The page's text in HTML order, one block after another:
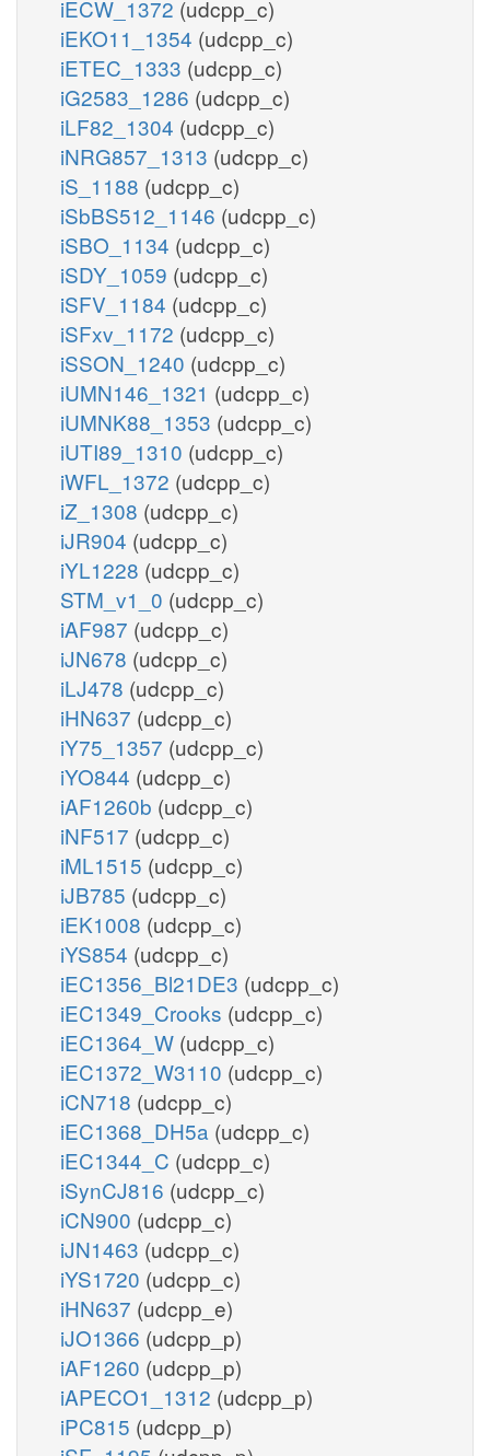
iECW_1372 (udcpp_c)
iEKO11_1354 (udcpp_c)
iETEC_1333 (udcpp_c)
iG2583_1286 (udcpp_c)
iLF82_1304 (udcpp_c)
iNRG857_1313 (udcpp_c)
iS_1188 (udcpp_c)
iSbBS512_1146 (udcpp_c)
iSBO_1134 (udcpp_c)
iSDY_1059 (udcpp_c)
iSFV_1184 (udcpp_c)
iSFxv_1172 (udcpp_c)
iSSON_1240 (udcpp_c)
iUMN146_1321 (udcpp_c)
iUMNK88_1353 (udcpp_c)
iUTI89_1310 (udcpp_c)
iWFL_1372 (udcpp_c)
iZ_1308 (udcpp_c)
iJR904 (udcpp_c)
iYL1228 (udcpp_c)
STM_v1_0 (udcpp_c)
iAF987 (udcpp_c)
iJN678 (udcpp_c)
iLJ478 (udcpp_c)
iHN637 (udcpp_c)
iY75_1357 (udcpp_c)
iYO844 (udcpp_c)
iAF1260b (udcpp_c)
iNF517 (udcpp_c)
iML1515 (udcpp_c)
iJB785 (udcpp_c)
iEK1008 (udcpp_c)
iYS854 (udcpp_c)
iEC1356_Bl21DE3 (udcpp_c)
iEC1349_Crooks (udcpp_c)
iEC1364_W (udcpp_c)
iEC1372_W3110 (udcpp_c)
iCN718 (udcpp_c)
iEC1368_DH5a (udcpp_c)
iEC1344_C (udcpp_c)
iSynCJ816 (udcpp_c)
iCN900 (udcpp_c)
iJN1463 (udcpp_c)
iYS1720 (udcpp_c)
iHN637 (udcpp_e)
iJO1366 (udcpp_p)
iAF1260 (udcpp_p)
iAPECO1_1312 (udcpp_p)
iPC815 (udcpp_p)